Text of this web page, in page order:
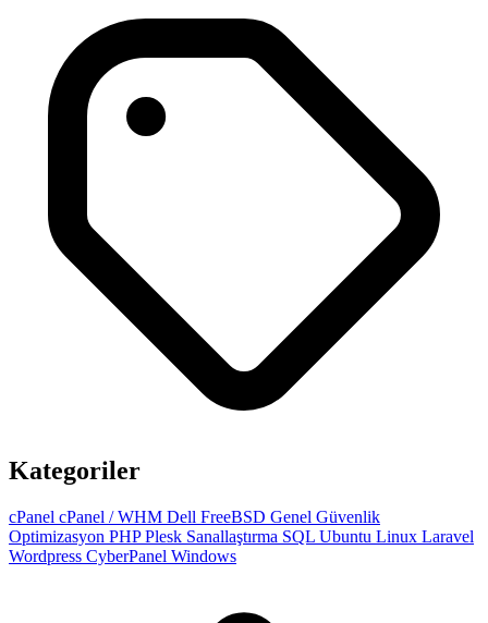
Kategoriler
cPanel cPanel / WHM Dell FreeBSD Genel Güvenlik
Optimizasyon PHPPlesk Sanallaştırma SQL Ubuntu Linux Laravel
Wordpress CyberPanel Windows